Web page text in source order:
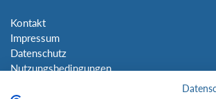
Kontakt
Impressum
Datenschutz
Nutzungsbedingungen